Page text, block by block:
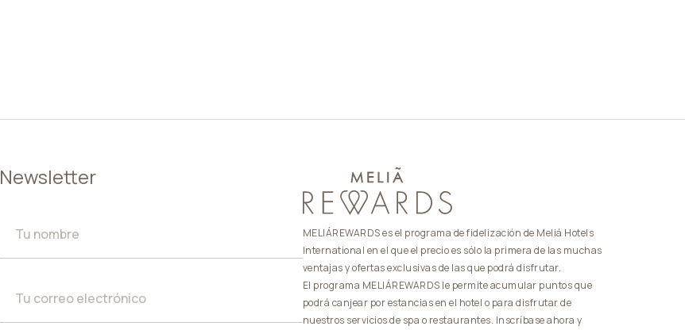
Newsletter
MELIÁREWARDS es el programa de fidelización de Meliá Hotels
International en el que el precio es sólo la primera de las muchas
ventajas y ofertas exclusivas de las que podrá disfrutar.
El programa MELIÁREWARDS le permite acumular puntos que
podrá canjear por estancias en el hotel o para disfrutar de
nuestros servicios de spa o restaurantes. Inscríbase ahora y